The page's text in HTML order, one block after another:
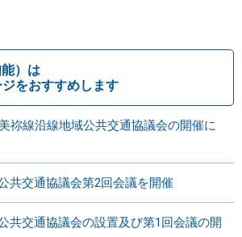
）は
をおすすめします
祢線沿線地域公共交通協議会の開催に
共交通協議会第2回会議を開催
共交通協議会の設置及び第1回会議の開